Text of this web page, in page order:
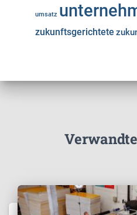
umsatz
zukunftsgerichtete